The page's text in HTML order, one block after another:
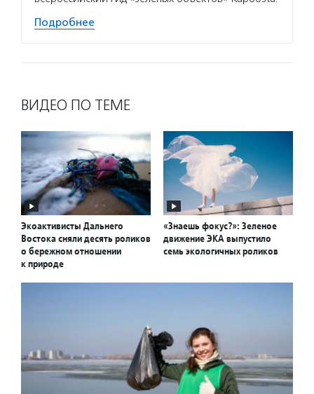
Подробнее
ВИДЕО ПО ТЕМЕ
Экоактивисты Дальнего
Востока сняли десять роликов
о бережном отношении
к природе
«Знаешь фокус?»: Зеленое
движение ЭКА выпустило
семь экологичных роликов